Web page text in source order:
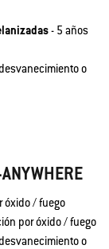
- 5 años
o
óxido / fuego
por óxido / fuego
o